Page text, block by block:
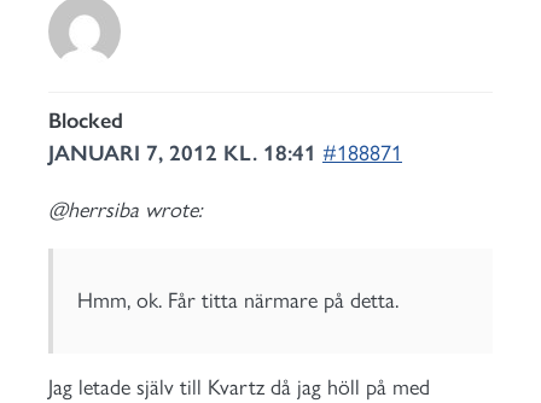
Blocked
JANUARI 7, 2012 KL. 18:41 #188871
@herrsiba wrote:
Hmm, ok. Får titta närmare på detta.
Jag letade själv till Kvartz då jag höll på med